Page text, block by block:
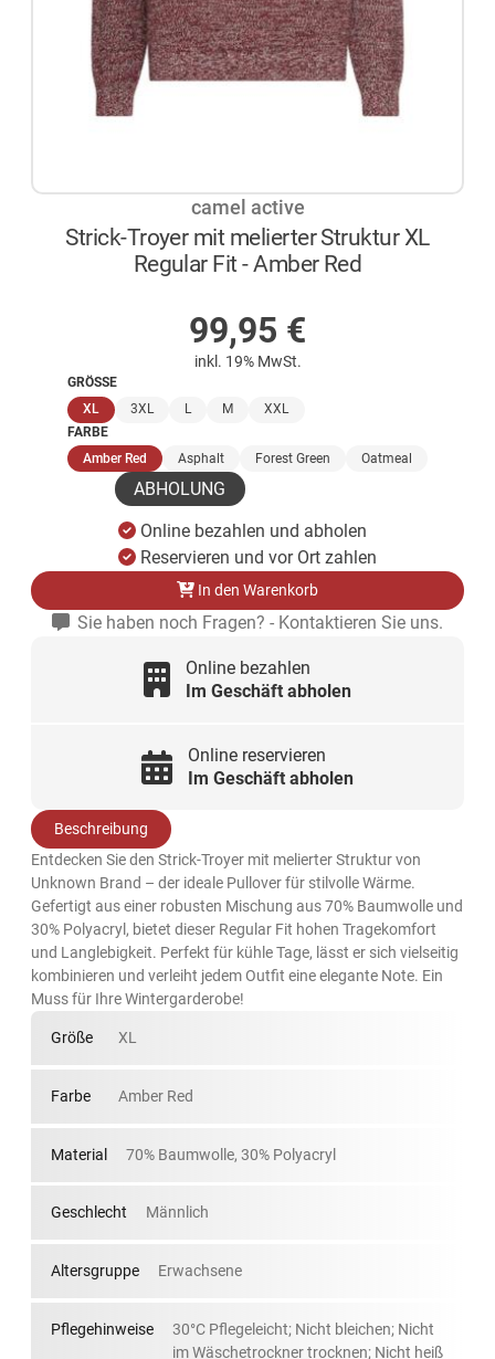
camel active
Strick-Troyer mit melierter Struktur XL
Regular Fit - Amber Red
99,95 €
inkl. 19% MwSt.
GRÖSSE
XL(ausgewählt)
3XL L M
XXL
FARBE
Amber Red(ausgewählt)
Asphalt Forest Green Oatmeal
ABHOLUNG
Online bezahlen und abholen
Reservieren und vor Ort zahlen
In den Warenkorb
Sie haben noch Fragen? - Kontaktieren Sie uns.
Online bezahlen
Im Geschäft abholen
Online reservieren
Im Geschäft abholen
Beschreibung
Entdecken Sie den Strick-Troyer mit melierter Struktur von
Unknown Brand – der ideale Pullover für stilvolle Wärme.
Gefertigt aus einer robusten Mischung aus 70% Baumwolle und
30% Polyacryl, bietet dieser Regular Fit hohen Tragekomfort
und Langlebigkeit. Perfekt für kühle Tage, lässt er sich vielseitig
kombinieren und verleiht jedem Outfit eine elegante Note. Ein
Muss für Ihre Wintergarderobe!
Größe XL
Farbe Amber Red
Material 70% Baumwolle, 30% Polyacryl
Geschlecht Männlich
Altersgruppe Erwachsene
Pflegehinweise
30°C Pflegeleicht; Nicht bleichen; Nicht
im Wäschetrockner trocknen; Nicht heiß